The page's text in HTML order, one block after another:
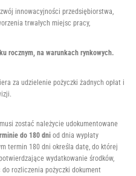
innowacyjności przedsiębiorstwa,
trwałych miejsc pracy,
rocznym, na warunkach rynkowych.
za udzielenie pożyczki żadnych opłat i
zostać należycie udokumentowane
do 180 dniod dnia wypłaty
termin 180 dni określa datę, do której
wydatkowanie środków,
rozliczenia pożyczki dokument